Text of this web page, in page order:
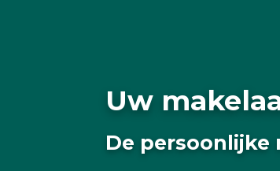
Uw
De persoonlijke